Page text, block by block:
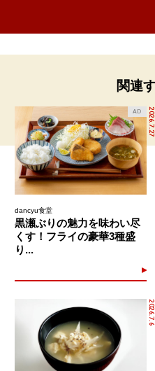
関連
2026.7.27
AD
dancyu食堂
黒瀬ぶりの魅力を味わい尽
くす！フライの豪華3種盛
り...
2026.7.6